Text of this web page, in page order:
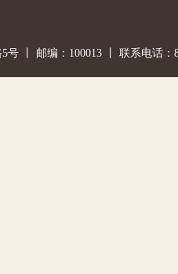
丨 邮编：100013 丨 联系电话：